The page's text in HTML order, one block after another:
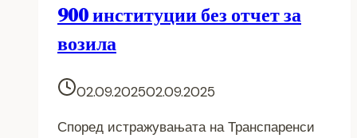
900 институции без отчет за
возила
02.09.202502.09.2025
Според истражувањата на Транспаренси